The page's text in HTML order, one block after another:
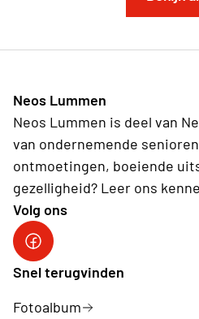
Neos Lummen
Neos Lummen is deel van
van ondernemende
ontmoetingen, boeiende
gezelligheid? Leer ons
Volg ons
Snel terugvinden
Fotoalbum